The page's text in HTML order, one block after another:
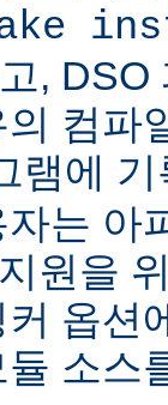
,
컴파
램에
는 아
원을
옵션
소스